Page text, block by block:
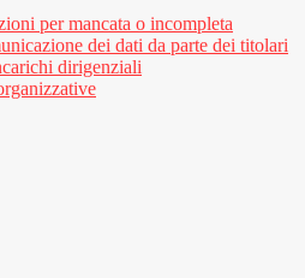
per mancata o incompleta
dei dati da parte dei titolari
dirigenziali